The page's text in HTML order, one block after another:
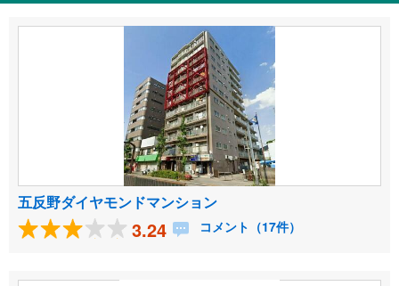
五反野ダイヤモンドマンション
3.24 コメント（17件）